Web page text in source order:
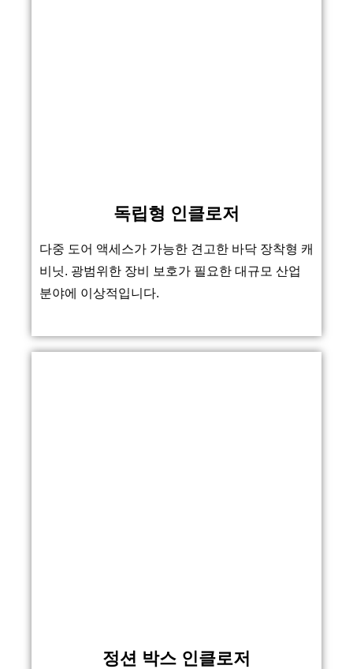
독립형 인클로저
다중 도어 액세스가 가능한 견고한 바닥 장착형 캐
비닛. 광범위한 장비 보호가 필요한 대규모 산업
분야에 이상적입니다.
정션 박스 인클로저